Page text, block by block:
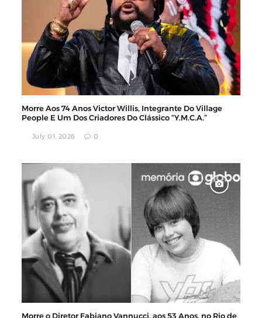
Morre Aos 74 Anos Victor Willis, Integrante Do Village
People E Um Dos Criadores Do Clássico “Y.M.C.A.”
July 01, 2026 0
Morre o Diretor Fabiano Vannucci, aos 53 Anos, no Rio de